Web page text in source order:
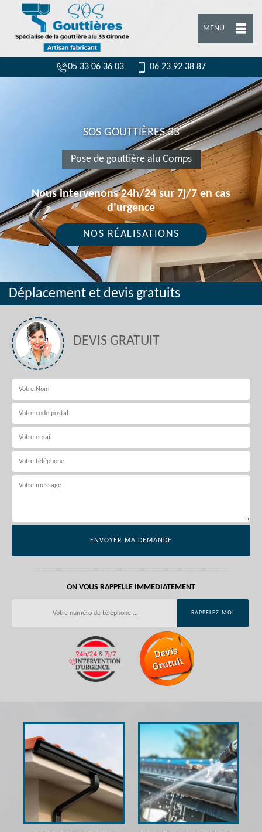
MENU
05 33 06 36 03 06 23 92 38 87
SOS GOUTTIÈRES 33
Pose de gouttière alu Comps
Nous intervenons 24h/24 sur 7j/7 en cas
d'urgence
NOS RÉALISATIONS
Déplacement et devis gratuits
DEVIS GRATUIT
ON VOUS RAPPELLE IMMEDIATEMENT